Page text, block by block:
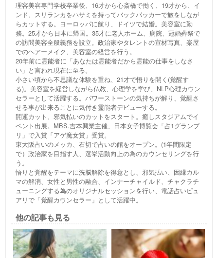
理容美容専門学校卒業後、16才から心斎橋で働く、19才から、イ
ンド、スリランカをハサミを持ってバックパッカーで旅をしなが
らカットする。ヨーロッパに航り、ドイツで結婚。美容室に勤
務。25才から日本に帰国。35才に老人ホーム、病院、冠婚葬祭で
の訪問美容全般義務を設立。政治家やタレントの宣材写真、楽屋
でのヘアーメイク、美容室の経営を行う。
20年前に霊能者に「あなたは霊能者だから霊能の仕事をしなさ
い」と言われ現在に至る。
小さい頃から不思議な体験を重ね、21才で悟りを開く(覚醒す
る)。美容室を経営しながら仏教、心理学を学び、NLP心理カウン
セラーとして活躍する。パワーストーンの気持ちが解り、覚醒さ
せる事が出来ることに気付き霊能者デビューする。
開運カット、邪気払いのカットをスタート。癒しスタジアムでイ
ベント出展。MBS.吉本興業主催、日本女子博覧会「占1グランプ
リ」で入賞「アゲ魔女賞」受賞。
東大阪占いのメッカ、石切で占いの館をオープン。(1年間限定
で）政治家を目指す人、選挙活動向上の為のカウンセリングを行
う。
悟りと覚醒をテーマに洗脳解除を得意とし、邪気払い、因縁カル
マの解消、女性と男性の融合、インナーチャイルド、チャクラチ
ューニングする為のオリジナルセッションを行い、電話占いピュ
アリで「覚醒カウンセラー」として活躍中。
他の記事も見る